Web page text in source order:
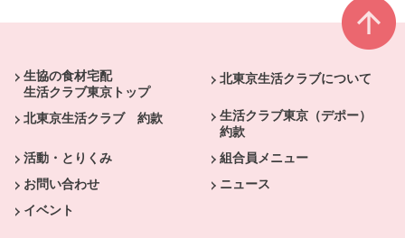
生協の食材宅配
生活クラブ東京トップ
北東京生活クラブについて
北東京生活クラブ 約款
生活クラブ東京（デポー）
約款
活動・とりくみ
組合員メニュー
お問い合わせ
ニュース
イベント